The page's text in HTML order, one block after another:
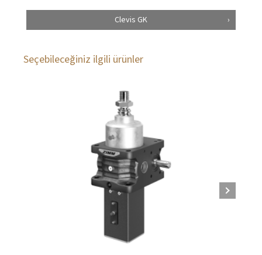
Clevis GK
Seçebileceğiniz ilgili ürünler